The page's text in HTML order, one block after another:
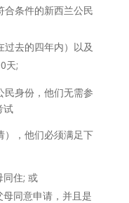
合条件的新西兰公民
去的四年内）以及
天;
民身份，他们无需参
试
），他们必须满足下
同住; 或
同意申请，并且是